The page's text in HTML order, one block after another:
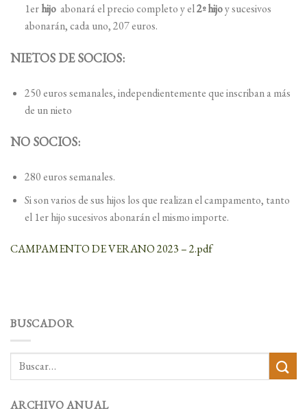
1erhijo abonará el precio completo y el2º hijoy sucesivos
abonarán, cada uno, 207 euros.
NIETOS DE SOCIOS:
250 euros semanales, independientemente que inscriban a más
de un nieto
NO SOCIOS:
280 euros semanales.
Si son varios de sus hijos los que realizan el campamento, tanto
el 1er hijo sucesivos abonarán el mismo importe.
CAMPAMENTO DE VERANO 2023 – 2.pdf
BUSCADOR
ARCHIVO ANUAL